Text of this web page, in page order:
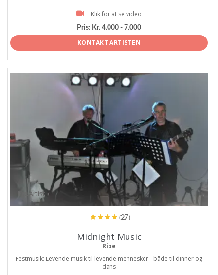
Klik for at se video
Pris: Kr. 4.000 - 7.000
KONTAKT ARTISTEN
ProArtist
(27)
Midnight Music
Ribe
Festmusik: Levende musik til levende mennesker - både til dinner og
dans